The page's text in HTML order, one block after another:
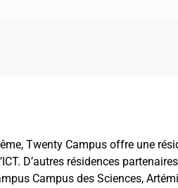
Twenty Campus offre une
D’autres résidences
Campus des Sciences,